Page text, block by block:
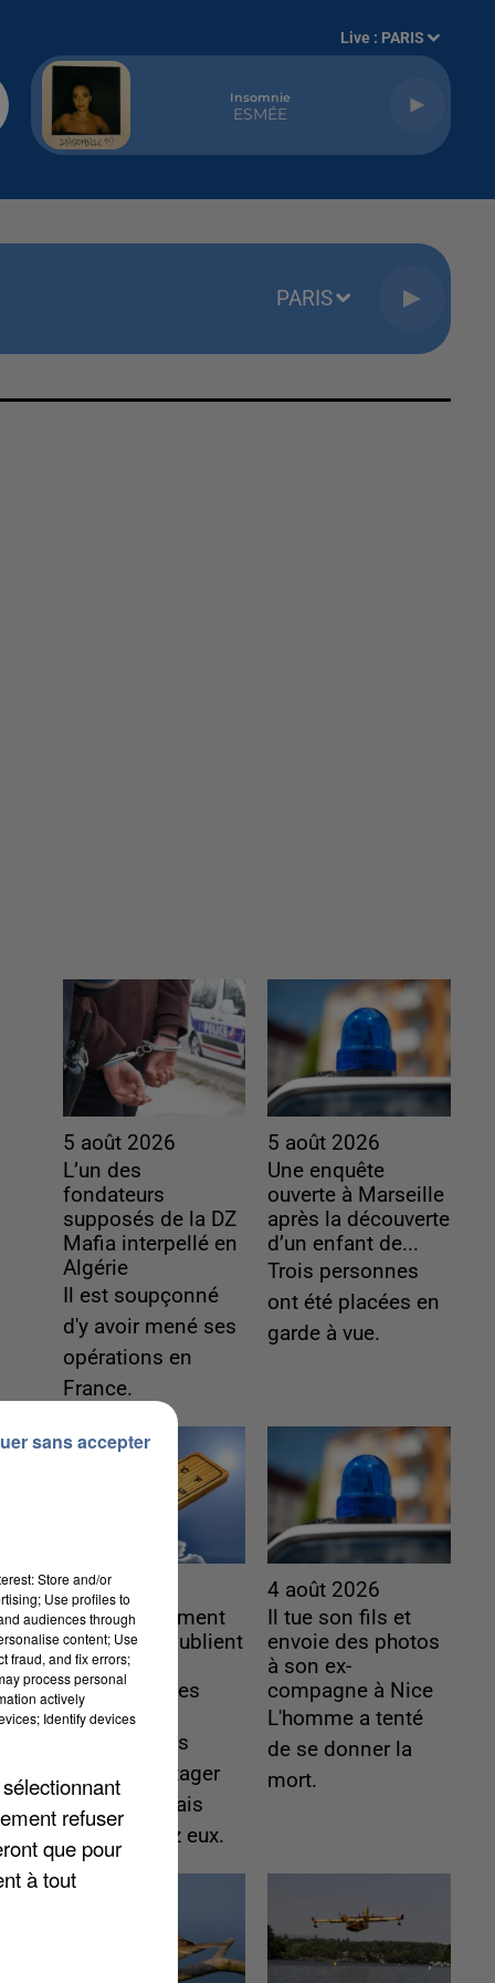
Live : PARIS
Insomnie
ESMÉE
PARIS
5 août 2026
L’un des
fondateurs
supposés de la DZ
Mafia interpellé en
Algérie
Il est soupçonné
d'y avoir mené ses
opérations en
France.
5 août 2026
Une enquête
ouverte à Marseille
après la découverte
d’un enfant de...
Trois personnes
ont été placées en
garde à vue.
4 août 2026
Le gouvernement
et l’Ademe publient
une carte
interactive des
lieux...
Les habitants
peuvent partager
les points frais
près de chez eux.
4 août 2026
Il tue son fils et
envoie des photos
à son ex-
compagne à Nice
L'homme a tenté
de se donner la
mort.
Store and/or
Use profiles to
audiences through
content; Use
fraud, and fix errors;
process personal
actively
Identify devices
refuser
que pour
à tout
sans accepter